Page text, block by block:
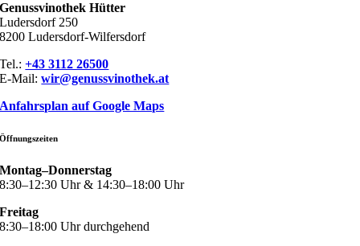
Genussvinothek Hütter
Ludersdorf 250
8200 Ludersdorf-Wilfersdorf
Tel.:+43 3112 26500
E-Mail:wir@genussvinothek.at
Anfahrsplan auf Google Maps
Öffnungszeiten
Montag–Donnerstag
8:30–12:30 Uhr & 14:30–18:00 Uhr
Freitag
8:30–18:00 Uhr durchgehend